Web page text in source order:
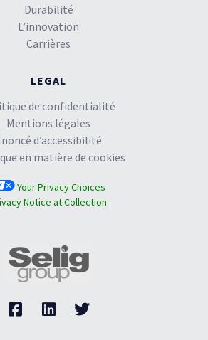
Durabilité
L’innovation
Carrières
LEGAL
de confidentialité
Mentions légales
d’accessibilité
en matière de cookies
Your Privacy Choices
Notice at Collection